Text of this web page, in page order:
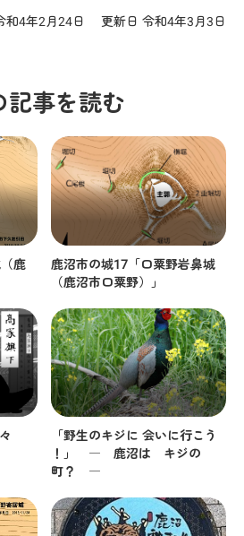
和4年2月24日 更新日 令和4年3月3日
記事を読む
鹿
鹿沼市の城17「口粟野岩鼻城
（鹿沼市口粟野）」
「野生のキジに 会いに行こう
！」 ― 鹿沼は キジの
町？ ―